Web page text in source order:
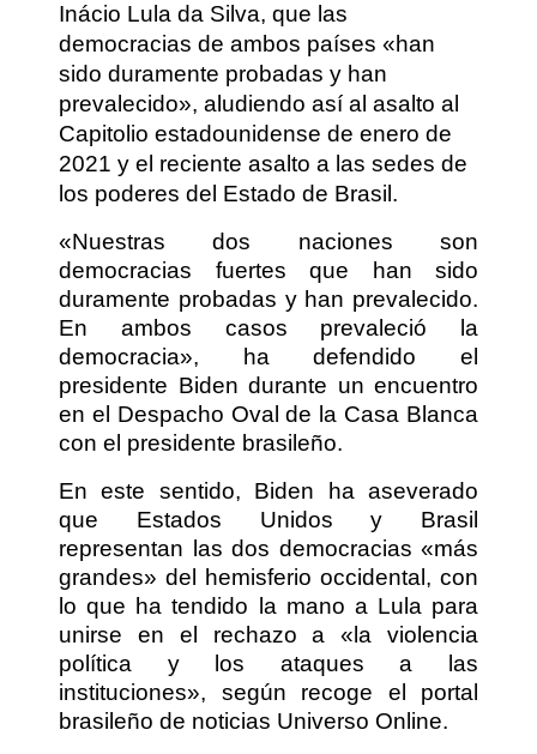
Inácio Lula da Silva, que las
democracias de ambos países «han
sido duramente probadas y han
prevalecido», aludiendo así al asalto al
Capitolio estadounidense de enero de
2021 y el reciente asalto a las sedes de
los poderes del Estado de Brasil.
«Nuestras dos naciones son
democracias fuertes que han sido
duramente probadas y han prevalecido.
En ambos casos prevaleció la
democracia», ha defendido el
presidente Biden durante un encuentro
en el Despacho Oval de la Casa Blanca
con el presidente brasileño.
En este sentido, Biden ha aseverado
que Estados Unidos y Brasil
representan las dos democracias «más
grandes» del hemisferio occidental, con
lo que ha tendido la mano a Lula para
unirse en el rechazo a «la violencia
política y los ataques a las
instituciones», según recoge el portal
brasileño de noticias Universo Online.